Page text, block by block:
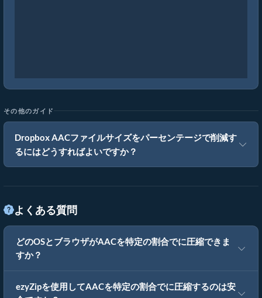
その他のガイド
Dropbox AACファイルサイズをパーセンテージで削減す
るにはどうすればよいですか？
よくある質問
どのOSとブラウザがAACを特定の割合でに圧縮できま
すか？
ezyZipを使用してAACを特定の割合でに圧縮するのは安